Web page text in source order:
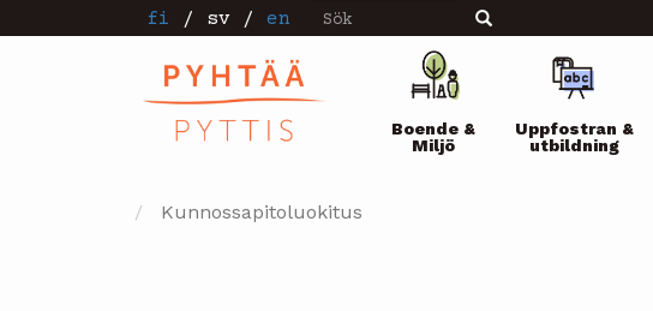
till
fi / sv / en Sök Sök
Päävalikko
Boende &
Miljö
Uppfostran &
utbildning
Kunnossapitoluokitus